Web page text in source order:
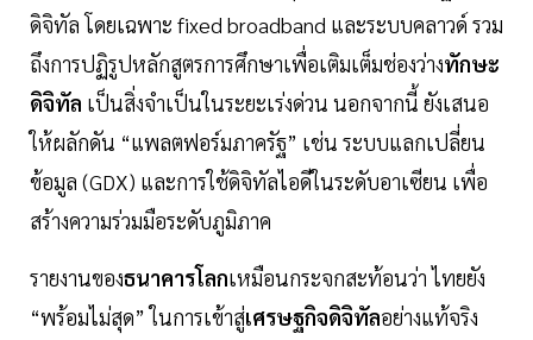
ดิจิทัล โดยเฉพาะ fixed broadband และระบบคลาวด์ รวม
ถึงการปฏิรูปหลักสูตรการศึกษาเพื่อเติมเต็มช่องว่างทักษะ
ดิจิทัล เป็นสิ่งจำเป็นในระยะเร่งด่วน นอกจากนี้ ยังเสนอ
ให้ผลักดัน “แพลตฟอร์มภาครัฐ” เช่น ระบบแลกเปลี่ยน
ข้อมูล (GDX) และการใช้ดิจิทัลไอดีในระดับอาเซียน เพื่อ
สร้างความร่วมมือระดับภูมิภาค
รายงานของธนาคารโลกเหมือนกระจกสะท้อนว่า ไทยยัง
“พร้อมไม่สุด” ในการเข้าสู่เศรษฐกิจดิจิทัลอย่างแท้จริง